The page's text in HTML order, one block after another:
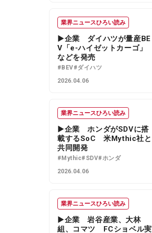
業界ニュースひろい読み
▶企業 ダイハツが量産BE
V「e-ハイゼットカーゴ」
などを発売
#BEV#ダイハツ
2026.04.06
業界ニュースひろい読み
▶企業 ホンダがSDVに搭
載するSoC 米Mythic社と
共同開発
#Mythic#SDV#ホンダ
2026.04.06
業界ニュースひろい読み
▶企業 岩谷産業、大林
組、コマツ FCショベル実